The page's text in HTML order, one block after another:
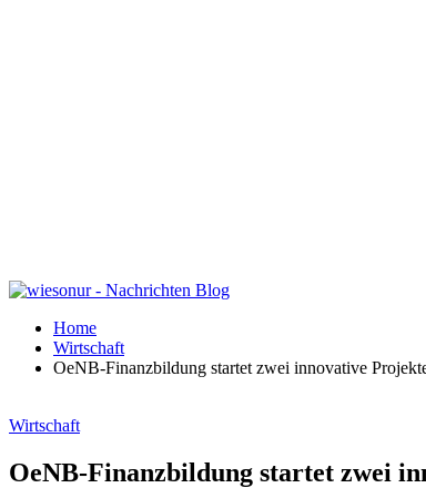
Home
Wirtschaft
OeNB-Finanzbildung startet zwei innovative
Wirtschaft
OeNB-Finanzbildung startet zwei